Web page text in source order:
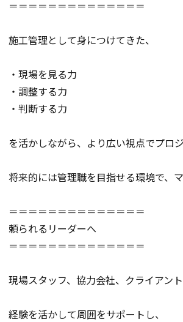
＝＝＝＝＝＝＝＝＝＝＝＝＝＝
施工管理として身につけてきた、
・現場を見る力
・調整する力
・判断する力
を活かしながら、より広い視点でプロ
将来的には管理職を目指せる環境で、
＝＝＝＝＝＝＝＝＝＝＝＝＝＝
頼られるリーダーへ
＝＝＝＝＝＝＝＝＝＝＝＝＝＝
現場スタッフ、協力会社、クライアン
経験を活かして周囲をサポートし、